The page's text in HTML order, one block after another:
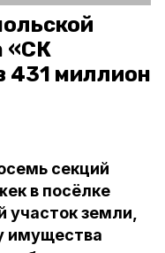
«СК
431 миллион
секций
в посёлке
участок земли,
имущества